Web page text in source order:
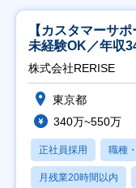
【カスタマーサ
未経験OK／年収
株式会社RERISE
東京都
340万~550万
正社員採用 職種
月残業20時間以内